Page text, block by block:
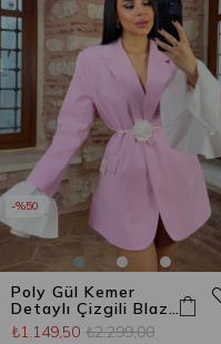
Poly Gül Kemer
Detaylı Çizgili Blazer
Ceket Şeker Pembe
₺1.149,50 ₺2.299,00
%50